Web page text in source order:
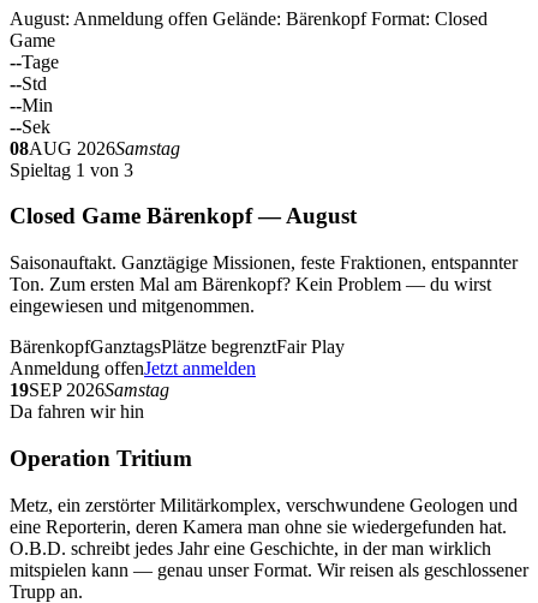
August: Anmeldung offen Gelände: Bärenkopf Format: Closed
Game
--Tage
--Std
--Min
--Sek
08AUG 2026Samstag
Spieltag 1 von 3
Closed Game Bärenkopf — August
Saisonauftakt. Ganztägige Missionen, feste Fraktionen, entspannter
Ton. Zum ersten Mal am Bärenkopf? Kein Problem — du wirst
eingewiesen und mitgenommen.
BärenkopfGanztagsPlätze begrenztFair Play
Anmeldung offenJetzt anmelden
19SEP 2026Samstag
Da fahren wir hin
Operation Tritium
Metz, ein zerstörter Militärkomplex, verschwundene Geologen und
eine Reporterin, deren Kamera man ohne sie wiedergefunden hat.
O.B.D. schreibt jedes Jahr eine Geschichte, in der man wirklich
mitspielen kann — genau unser Format. Wir reisen als geschlossener
Trupp an.